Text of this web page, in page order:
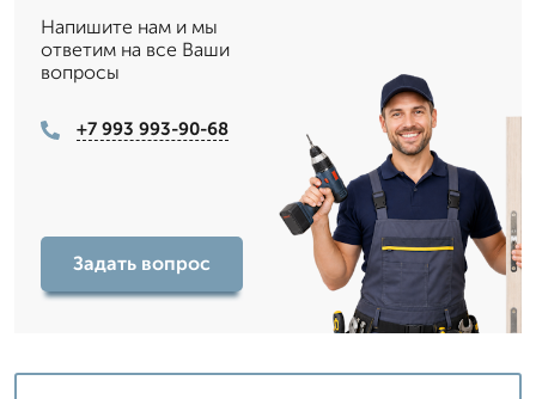
Напишите нам и мы
ответим на все Ваши
вопросы
+7 993 993-90-68
Задать вопрос